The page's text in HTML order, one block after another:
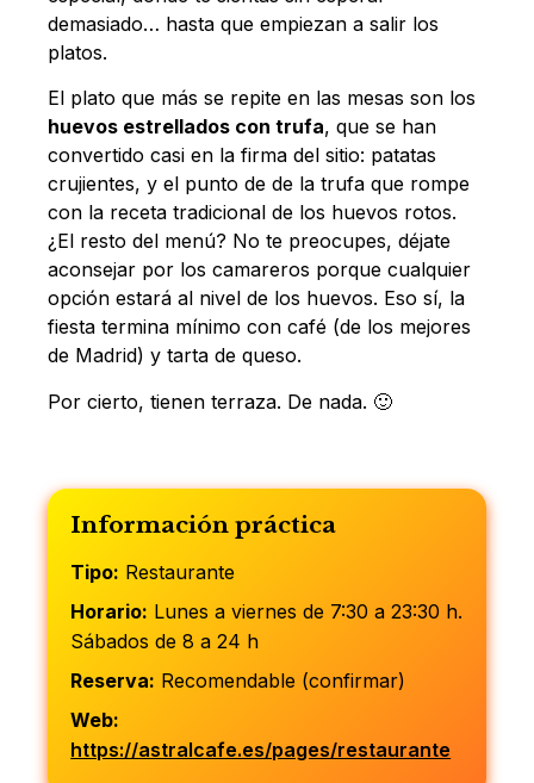
demasiado… hasta que empiezan a salir los
platos.
El plato que más se repite en las mesas son los
huevos estrellados con trufa, que se han
convertido casi en la firma del sitio: patatas
crujientes, y el punto de de la trufa que rompe
con la receta tradicional de los huevos rotos.
¿El resto del menú? No te preocupes, déjate
aconsejar por los camareros porque cualquier
opción estará al nivel de los huevos. Eso sí, la
fiesta termina mínimo con café (de los mejores
de Madrid) y tarta de queso.
Por cierto, tienen terraza. De nada. 🙂
Información práctica
Tipo: Restaurante
Horario: Lunes a viernes de 7:30 a 23:30 h.
Sábados de 8 a 24 h
Reserva: Recomendable (confirmar)
Web:
https://astralcafe.es/pages/restaurante